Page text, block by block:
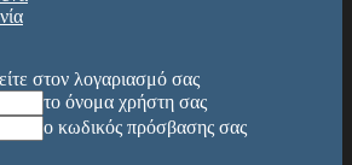
στον λογαριασμό σας
το όνομα χρήστη σας
ο κωδικός πρόσβασης σας